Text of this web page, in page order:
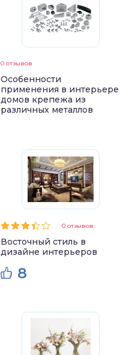
0 отзывов
Особенности
применения в интерьере
домов крепежа из
различных металлов
0 отзывов
Восточный стиль в
дизайне интерьеров
8